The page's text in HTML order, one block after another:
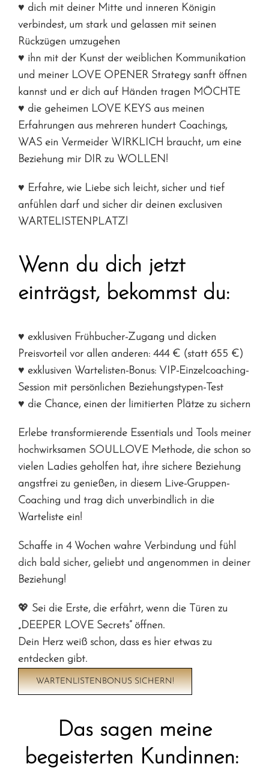
♥ dich mit deiner Mitte und inneren Königin
verbindest, um stark und gelassen mit seinen
Rückzügen umzugehen
♥ ihn mit der Kunst der weiblichen Kommunikation
und meiner LOVE OPENER Strategy sanft öffnen
kannst und er dich auf Händen tragen MÖCHTE
♥ die geheimen LOVE KEYS aus meinen
Erfahrungen aus mehreren hundert Coachings,
WAS ein Vermeider WIRKLICH braucht, um eine
Beziehung mir DIR zu WOLLEN!
♥ Erfahre, wie Liebe sich leicht, sicher und tief
anfühlen darf und sicher dir deinen exclusiven
WARTELISTENPLATZ!
Wenn du dich jetzt
einträgst, bekommst du:
♥ exklusiven Frühbucher-Zugang und dicken
Preisvorteil vor allen anderen: 444 € (statt 655 €)
♥ exklusiven Wartelisten-Bonus: VIP-Einzelcoaching-
Session mit persönlichen Beziehungstypen-Test
♥ die Chance, einen der limitierten Plätze zu sichern
Erlebe transformierende Essentials und Tools meiner
hochwirksamen SOULLOVE Methode, die schon so
vielen Ladies geholfen hat, ihre sichere Beziehung
angstfrei zu genießen, in diesem Live-Gruppen-
Coaching und trag dich unverbindlich in die
Warteliste ein!
Schaffe in 4 Wochen wahre Verbindung und fühl
dich bald sicher, geliebt und angenommen in deiner
Beziehung!
💖 Sei die Erste, die erfährt, wenn die Türen zu
„DEEPER LOVE Secrets“ öffnen.
Dein Herz weiß schon, dass es hier etwas zu
entdecken gibt.
WARTENLISTENBONUS SICHERN!
Das sagen meine
begeisterten Kundinnen: